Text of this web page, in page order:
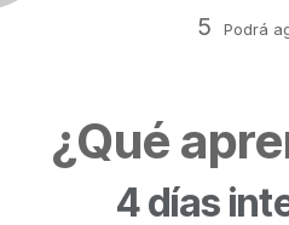
5 Podrá
¿Qué
4 días